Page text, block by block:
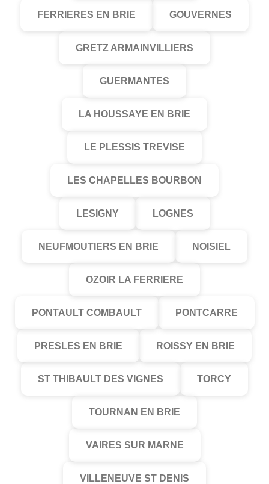
FERRIERES EN BRIE GOUVERNES
GRETZ ARMAINVILLIERS
GUERMANTES
LA HOUSSAYE EN BRIE
LE PLESSIS TREVISE
LES CHAPELLES BOURBON
LESIGNY LOGNES
NEUFMOUTIERS EN BRIE NOISIEL
OZOIR LA FERRIERE
PONTAULT COMBAULT PONTCARRE
PRESLES EN BRIE ROISSY EN BRIE
ST THIBAULT DES VIGNES TORCY
TOURNAN EN BRIE
VAIRES SUR MARNE
VILLENEUVE ST DENIS